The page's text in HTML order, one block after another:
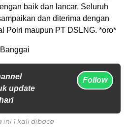
baik dan lancar. Seluruh
dan diterima dengan
Polri maupun PT DSLNG. *oro*
update
Follow
ini 1 kali dibaca